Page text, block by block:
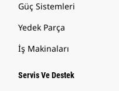
Güç Sistemleri
Yedek Parça
İş Makinaları
Servis Ve Destek